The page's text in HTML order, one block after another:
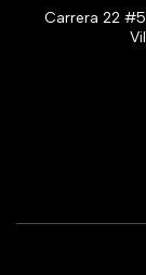
Carrera 22